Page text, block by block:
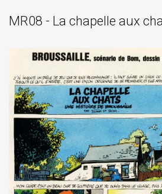
MR08 - La chapelle aux